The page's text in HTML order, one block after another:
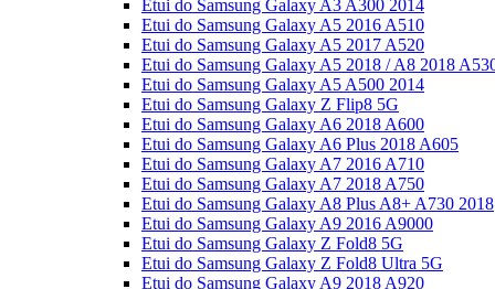
Etui do Samsung Galaxy A3 A300 2014
Etui do Samsung Galaxy A5 2016 A510
Etui do Samsung Galaxy A5 2017 A520
Etui do Samsung Galaxy A5 2018 / A8 2018
Etui do Samsung Galaxy A5 A500 2014
Etui do Samsung Galaxy Z Flip8 5G
Etui do Samsung Galaxy A6 2018 A600
Etui do Samsung Galaxy A6 Plus 2018 A605
Etui do Samsung Galaxy A7 2016 A710
Etui do Samsung Galaxy A7 2018 A750
Etui do Samsung Galaxy A8 Plus A8+ A730 2018
Etui do Samsung Galaxy A9 2016 A9000
Etui do Samsung Galaxy Z Fold8 5G
Etui do Samsung Galaxy Z Fold8 Ultra 5G
Etui do Samsung Galaxy A9 2018 A920